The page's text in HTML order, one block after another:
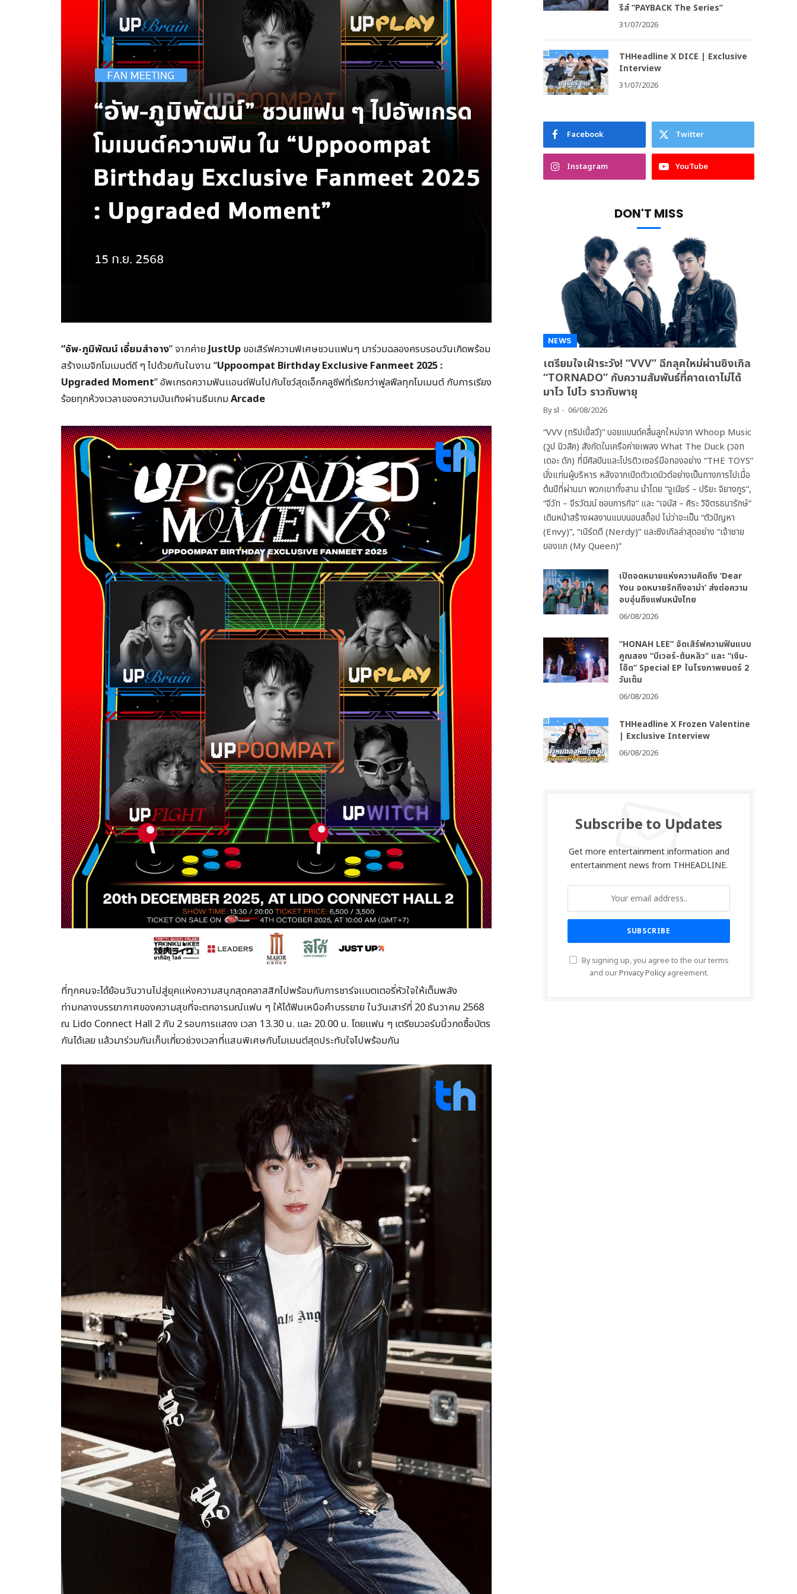
“อัพ-ภูมิพัฒน์ เอี่ยมสำอาง” จากค่ายJustUp ขอเสิร์ฟความพิเศษชวนแฟนๆ มาร่วมฉลองครบรอบวันเกิดพร้อม
สร้างเมจิกโมเมนต์ดี ๆ ไปด้วยกันในงาน “Uppoompat Birthday Exclusive Fanmeet 2025 :
Upgraded Moment” อัพเกรดความฟันแอนด์ฟินไปกับโชว์สุดเอ็กคลูซีฟที่เรียกว่าฟูลฟีลทุกโมเมนต์ กับการเรียง
ร้อยทุกห้วงเวลาของความบันเทิงผ่านธีมเกมArcade
ที่ทุกคนจะได้ย้อนวันวานไปสู่ยุคแห่งความสนุกสุดคลาสสิกไปพร้อมกับการชาร์จแบตเตอรี่หัวใจให้เต็มพลัง
ท่ามกลางบรรยากาศของความสุขที่จะตกอารมณ์แฟน ๆ ให้ได้ฟินเหนือคำบรรยาย ในวันเสาร์ที่ 20 ธันวาคม 2568
ณ Lido Connect Hall 2 กับ 2 รอบการแสดง เวลา 13.30 น. และ 20.00 น. โดยแฟน ๆ เตรียมวอร์มนิ้วกดซื้อบัตร
กันได้เลย แล้วมาร่วมกันเก็บเกี่ยวช่วงเวลาที่แสนพิเศษกับโมเมนต์สุดประทับใจไปพร้อมกัน
รีส์ “PAYBACK The Series”
31/07/2026
THHeadline X DICE | Exclusive
Interview
31/07/2026
Facebook Twitter
Instagram YouTube
DON'T MISS
NEWS
เตรียมใจเฝ้าระวัง! “VVV” ฉีกลุคใหม่ผ่านซิงเกิล
“TORNADO” กับความสัมพันธ์ที่คาดเดาไม่ได้
มาไว ไปไว ราวกับพายุ
Bysl 06/08/2026
“VVV (ทริปเปิ้ลวี)” บอยแบนด์คลื่นลูกใหม่จาก Whoop Music
(วูป มิวสิค) สังกัดในเครือค่ายเพลง What The Duck (วอท
เดอะ ดัก) ที่มีศิลปินและโปรดิวเซอร์มือทองอย่าง “THE TOYS”
นั่งแท่นผู้บริหาร หลังจากเปิดตัวเดบิวต์อย่างเป็นทางการไปเมื่อ
ต้นปีที่ผ่านมา พวกเขาทั้งสาม นำโดย “จูเนียร์ – ปริยะ จิยางกูร”,
“จีวัท – จีรวัฒน์ ชอบการกิจ” และ “เจนัส – ศิระ วิจิตรธนารักษ์”
เดินหน้าสร้างผลงานแบบนอนสต็อป ไม่ว่าจะเป็น “ตัวปัญหา
(Envy)”, “เนิร์ดดี (Nerdy)” และซิงเกิลล่าสุดอย่าง “เจ้าชาย
ของแก (My Queen)”
เปิดจดหมายแห่งความคิดถึง ‘Dear
You จดหมายรักถึงอาม่า’ ส่งต่อความ
อบอุ่นถึงแฟนหนังไทย
06/08/2026
“HONAH LEE” จัดเสิร์ฟความฟินแบบ
คูณสอง “บีเวอร์-ต้นหลิว” และ “เงิน-
โอ๊ต” Special EP ในโรงภาพยนตร์ 2
วันเต็ม
06/08/2026
THHeadline X Frozen Valentine
| Exclusive Interview
06/08/2026
Subscribe to Updates
Get more entertainment information and
entertainment news from THHEADLINE.
By signing up, you agree to the our terms
and ourPrivacy Policyagreement.